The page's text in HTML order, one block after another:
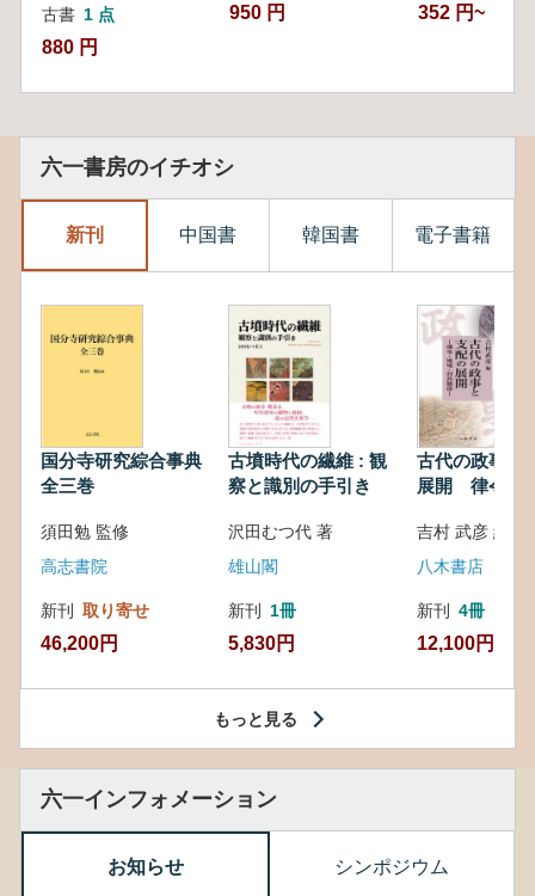
古書 1 点
880 円
950 円 352 円~
六一書房のイチオシ
新刊 中国書 韓国書 電子書籍
国分寺研究綜合事典
全三巻
須田勉 監修
高志書院
新刊 取り寄せ
46,200円
古墳時代の繊維 : 観
察と識別の手引き
沢田むつ代 著
雄山閣
新刊 1冊
5,830円
古代の政事と
展開 律令・
吉村 武彦 編集
八木書店
新刊 4冊
12,100円
もっと見る
六一インフォメーション
お知らせ シンポジウム